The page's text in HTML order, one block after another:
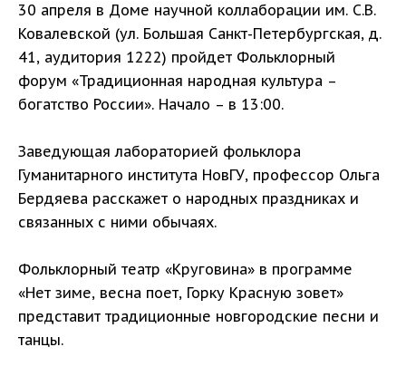
30 апреля в Доме научной коллаборации им. С.В.
Ковалевской (ул. Большая Санкт-Петербургская, д.
41, аудитория 1222) пройдет Фольклорный
форум «Традиционная народная культура –
богатство России». Начало – в 13:00.
Заведующая лабораторией фольклора
Гуманитарного института НовГУ, профессор Ольга
Бердяева расскажет о народных праздниках и
связанных с ними обычаях.
Фольклорный театр «Круговина» в программе
«Нет зиме, весна поет, Горку Красную зовет»
представит традиционные новгородские песни и
танцы.